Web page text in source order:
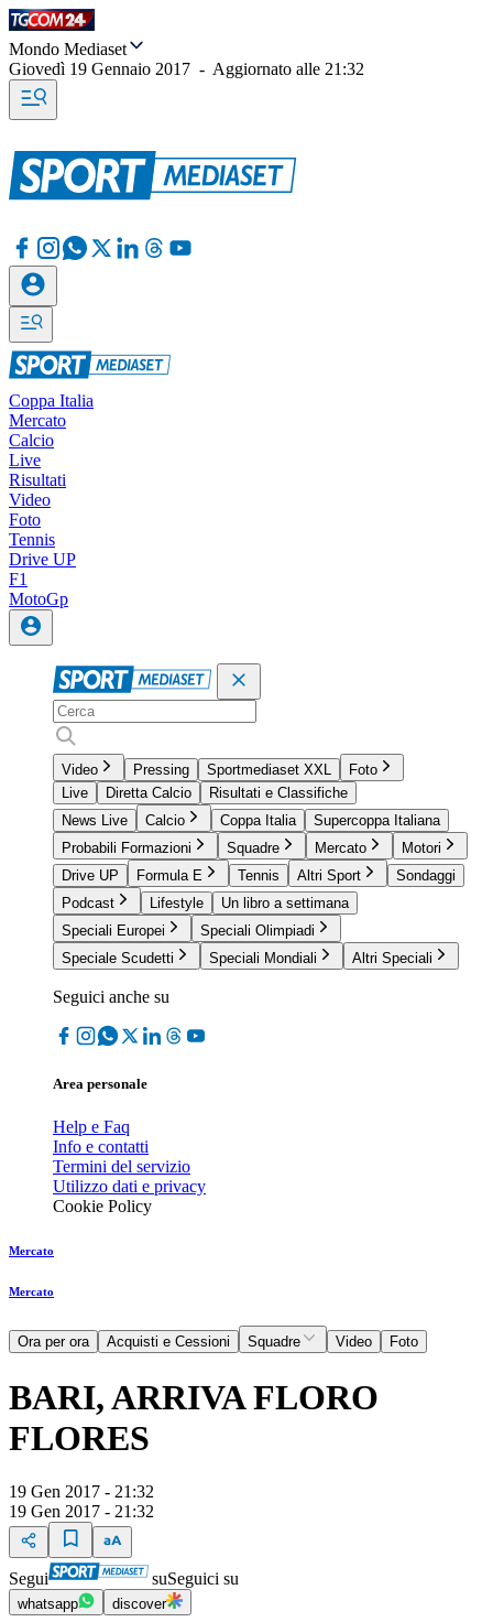
Mondo Mediaset
Giovedì 19 Gennaio 2017 - Aggiornato alle 21:32
Coppa Italia
Mercato
Calcio
Live
Risultati
Video
Foto
Tennis
Drive UP
F1
MotoGp
Video Pressing Sportmediaset XXL
Foto
Live
Diretta Calcio
Risultati e Classifiche
News Live
Calcio Coppa Italia
Supercoppa Italiana
Probabili Formazioni
Squadre Mercato
Motori
Drive UP
Formula E Tennis Altri Sport
Sondaggi
Podcast
Lifestyle
Un libro a settimana
Speciali Europei
Speciali Olimpiadi
Speciale Scudetti
Speciali Mondiali Altri Speciali
Seguici anche su
Area personale
Help e Faq
Info e contatti
Termini del servizio
Utilizzo dati e privacy
Cookie Policy
Mercato
Mercato
Ora per ora Acquisti e Cessioni Squadre Video Foto
BARI, ARRIVA FLORO
FLORES
19 Gen 2017 - 21:32
19 Gen 2017 - 21:32
Segui suSeguici su
whatsapp discover